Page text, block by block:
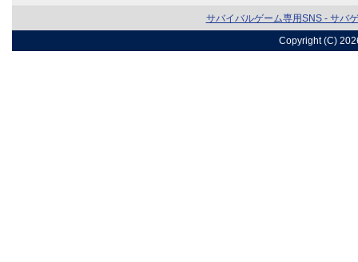
サバイバルゲーム専用SNS - サバ
Copyright (C)